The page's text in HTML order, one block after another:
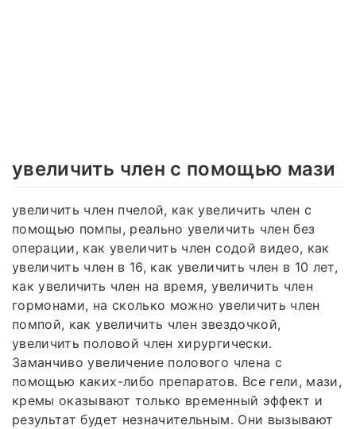
увеличить член с помощью мази
увеличить член пчелой, как увеличить член с
помощью помпы, реально увеличить член без
операции, как увеличить член содой видео, как
увеличить член в 16, как увеличить член в 10 лет,
как увеличить член на время, увеличить член
гормонами, на сколько можно увеличить член
помпой, как увеличить член звездочкой,
увеличить половой член хирургически.
Заманчиво увеличение полового члена с
помощью каких-либо препаратов. Все гели, мази,
кремы оказывают только временный эффект и
результат будет незначительным. Они вызывают